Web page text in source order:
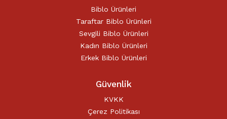
Biblo Ürünleri
Taraftar Biblo Ürünleri
Sevgili Biblo Ürünleri
Kadın Biblo Ürünleri
Erkek Biblo Ürünleri
Güvenlik
KVKK
Çerez Politikası